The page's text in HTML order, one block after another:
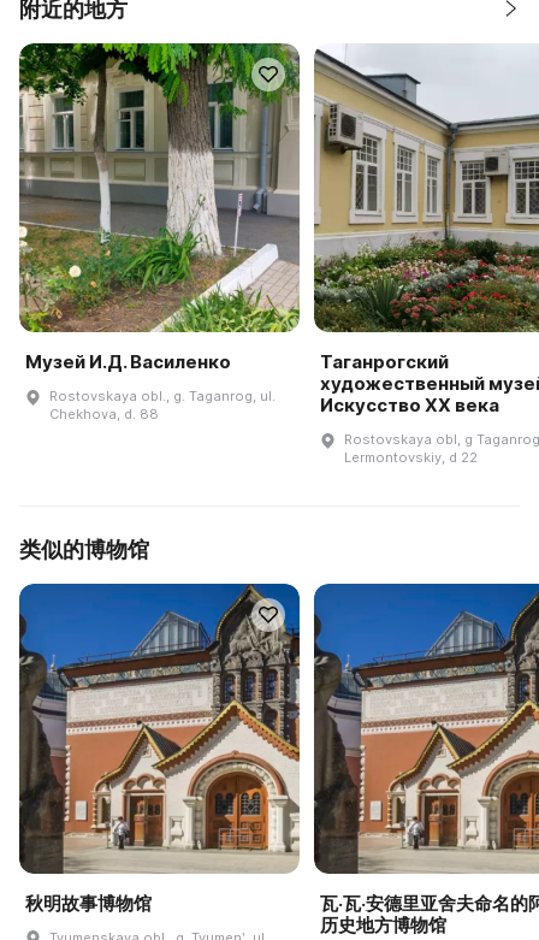
附近的地方
Музей И.Д. Василенко
Rostovskaya obl., g. Taganrog, ul.
Chekhova, d. 88
Таганрогский
художественный
Искусство XX века
Rostovskaya obl, g
Lermontovskiy, d 22
类似的博物馆
秋明故事博物馆
瓦·瓦·安德里亚舍夫命名的
历史地方博物馆